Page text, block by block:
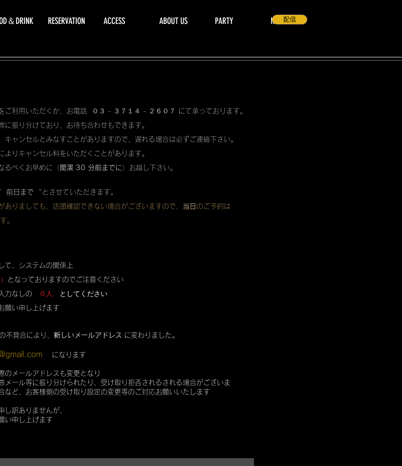
＆DRINK RESERVATION ACCESS ABOUT US PARTY NEWS配信
ご利用いただくか、お電話 ０３ - ３７１４ - ２６０７ にて承っております。
に振り分けており、お待ち合わせもできます。
キャンセルとみなすことがありますので、遅れる場合は必ずご連絡下さい。
よりキャンセル料をいただくことがあります。
るべくお早めに（ 開演 30 分前までに）お越し下さい。
前日まで "とさせていただきます。
ありましても、店頭確認できない場合がございますので、 当日 のご予約は
。
て、システムの関係上
となっておりますのでご注意ください
力なしの ０人 としてください
願い申し上げます
不具合により、 新しいメールアドレス に変わりました。
になります
のメールアドレスも変更となり
メール等に振り分けられたり、受け取り拒否されるされる場合がございま
など、お客様側の受け取り設定の変更等のご対応お願いいたします
し訳ありませんが、
い申し上げます